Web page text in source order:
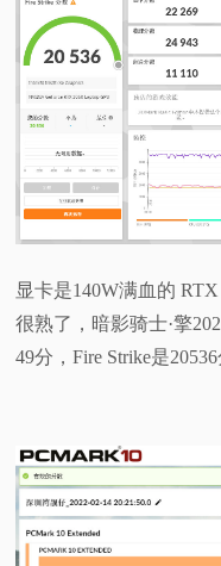
显卡是140W满血的
很熟了，暗影骑士·擎
49分，Fire Strike是